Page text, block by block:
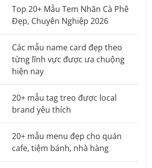
Top 20+ Mẫu Tem Nhãn Cà Phê
Đẹp, Chuyên Nghiệp 2026
Các mẫu name card đẹp theo
từng lĩnh vực được ưa chuộng
hiện nay
20+ mẫu tag treo được local
brand yêu thích
20+ mẫu menu đẹp cho quán
cafe, tiệm bánh, nhà hàng